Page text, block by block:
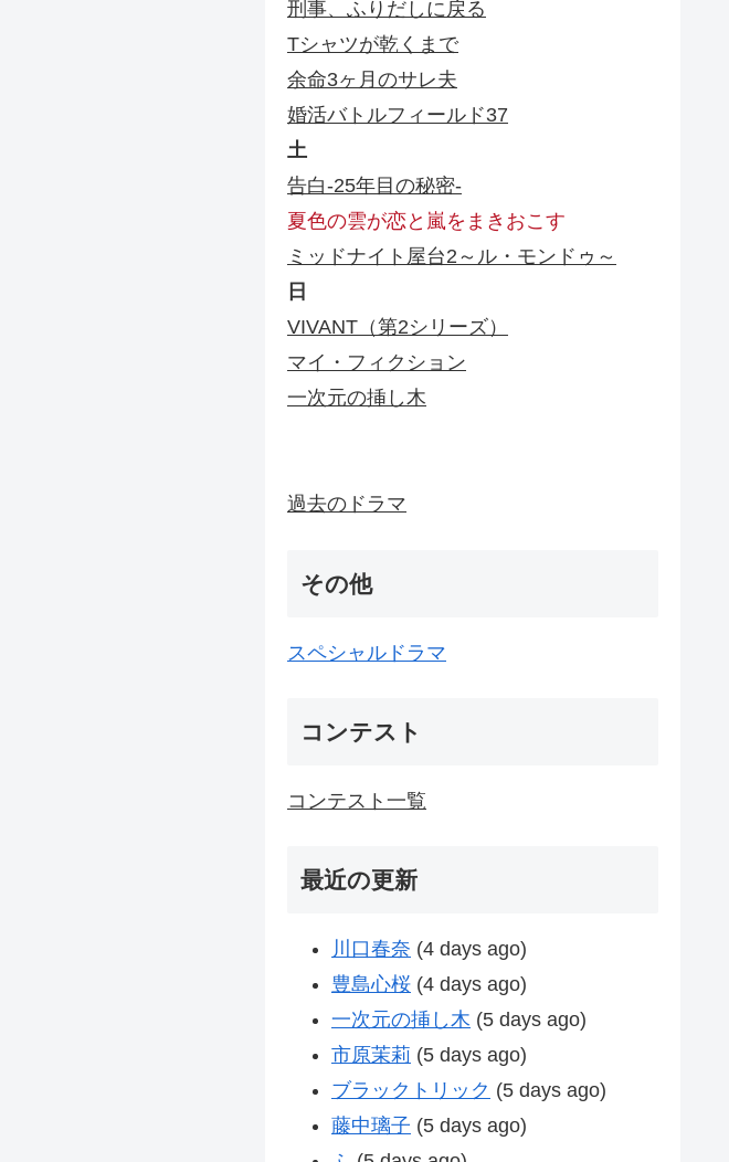
刑事、ふりだしに戻る
Tシャツが乾くまで
余命3ヶ月のサレ夫
婚活バトルフィールド37
土
告白-25年目の秘密-
夏色の雲が恋と嵐をまきおこす
ミッドナイト屋台2～ル・モンドゥ～
日
VIVANT（第2シリーズ）
マイ・フィクション
一次元の挿し木
過去のドラマ
その他
スペシャルドラマ
コンテスト
コンテスト一覧
最近の更新
川口春奈 (4 days ago)
豊島心桜 (4 days ago)
一次元の挿し木 (5 days ago)
市原茉莉 (5 days ago)
ブラックトリック (5 days ago)
藤中璃子 (5 days ago)